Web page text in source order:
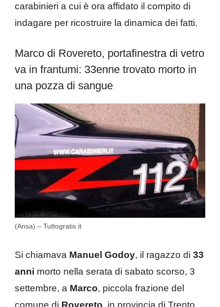
carabinieri a cui è ora affidato il compito di
indagare per ricostruire la dinamica dei fatti.
Marco di Rovereto, portafinestra di vetro
va in frantumi: 33enne trovato morto in
una pozza di sangue
(Ansa) – Tuttogratis.it
Si chiamava Manuel Godoy, il ragazzo di 33
anni morto nella serata di sabato scorso, 3
settembre, a Marco, piccola frazione del
comune di Rovereto, in provincia di Trento.